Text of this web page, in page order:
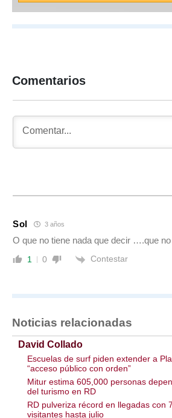
Comentarios
Sol 3 años
O que no tiene nada que decir ….que
1 0 Contestar
Noticias relacionadas
David Collado
Escuelas de surf piden extender a
“acceso público con orden”
Mitur estima 605,000 personas
del turismo en RD
RD pulveriza récord en llegadas con
visitantes hasta julio